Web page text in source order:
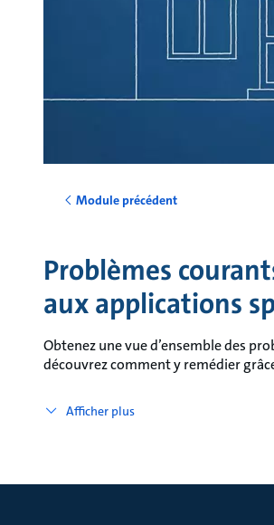
Module précédent
Problèmes
aux applications
Obtenez une vue d’ensemble des
découvrez comment y remédier
Afficher plus